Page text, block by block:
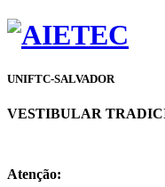
UNIFTC-SALVADOR
VESTIBULAR
Atenção: